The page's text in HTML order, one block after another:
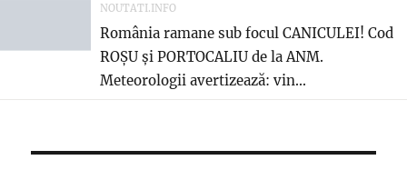
NOUTATI.INFO
România ramane sub focul CANICULEI! Cod
ROȘU și PORTOCALIU de la ANM.
Meteorologii avertizează: vin...